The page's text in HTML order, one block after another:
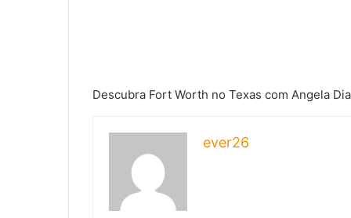
Descubra Fort Worth no Texas com Angela
ever26